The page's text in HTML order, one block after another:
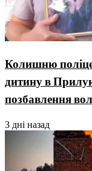
Колишню
дитину в
позбавлення
3 дні назад